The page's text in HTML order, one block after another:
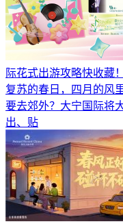
际花式出游攻略快收藏！
复苏的春日，四月的风
要去郊外？大宁国际将
出、贴